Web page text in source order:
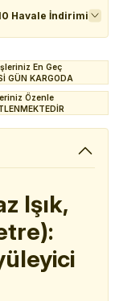
Havale İndirimi
En Geç
GÜN KARGODA
Özenle
Işık,